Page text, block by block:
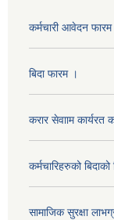
कर्मचारी आवेदन
बिदा फारम ।
करार सेवााम कार्यरत
कर्मचारिहरुको
सामाजिक सुरक्षा